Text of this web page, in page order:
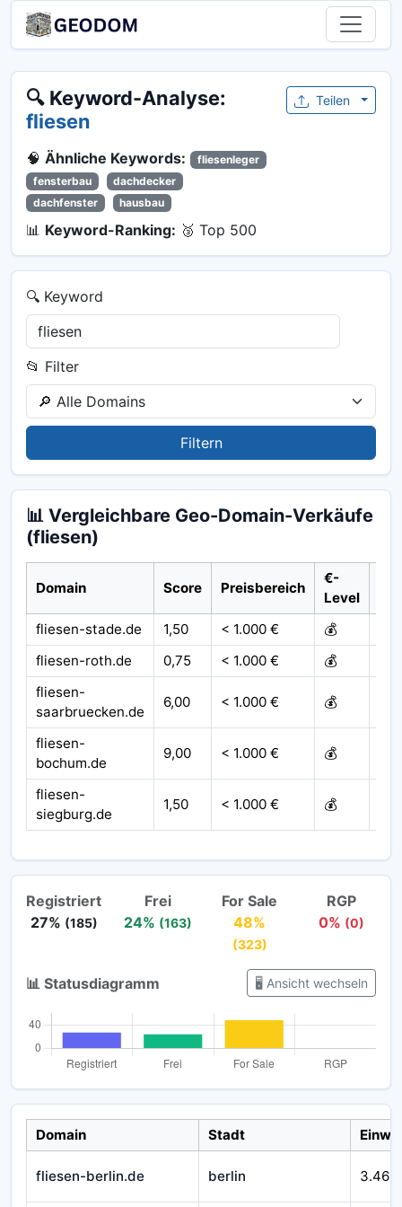
🔍 Keyword-Analyse:
fliesen
🧠 Ähnliche Keywords:
fliesenleger
fensterbau
dachdecker
dachfenster
hausbau
📊 Keyword-Ranking: 🥉 Top 500
Teilen
🔍 Keyword
📂 Filter
Filtern
📊 Vergleichbare Geo-Domain-Verkäufe
(fliesen)
Domain Score Preisbereich
€-
Level
fliesen-stade.de 1,50 < 1.000 € 💰
fliesen-roth.de
0,75 < 1.000 € 💰
fliesen-
saarbruecken.de
6,00 < 1.000 € 💰
fliesen-
bochum.de
9,00 < 1.000 € 💰
fliesen-
siegburg.de
1,50 < 1.000 € 💰
Registriert
27% (185)
Frei
24% (163)
For Sale
48%
(323)
RGP
0% (0)
📊 Statusdiagramm 🖥️ Ansicht wechseln
Domain Stadt
fliesen-berlin.de berlin